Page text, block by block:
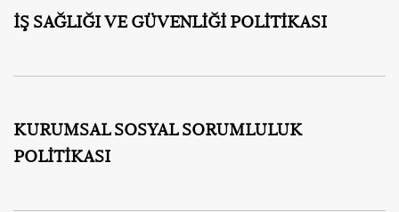
İŞ SAĞLIĞI VE GÜVENLİĞİ POLİTİKASI
KURUMSAL SOSYAL SORUMLULUK
POLİTİKASI